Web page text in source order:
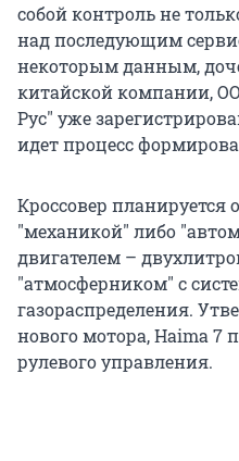
собой контроль не
над последующим
некоторым данным,
китайской компании,
Рус" уже
идет процесс
Кроссовер
"механикой" либо
двигателем –
"атмосферником" с
газораспределения.
нового мотора, Haima 7
рулевого управления.